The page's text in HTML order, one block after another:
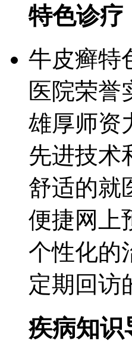
特色诊疗
牛皮癣特
医院荣誉
雄厚师资
先进技术
舒适的就
便捷网上
个性化的
定期回访
疾病知识